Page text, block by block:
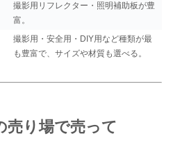
撮影用リフレクター・照明補助板が豊
富。
撮影用・安全用・DIY用など種類が最
も豊富で、サイズや材質も選べる。
売り場で売って